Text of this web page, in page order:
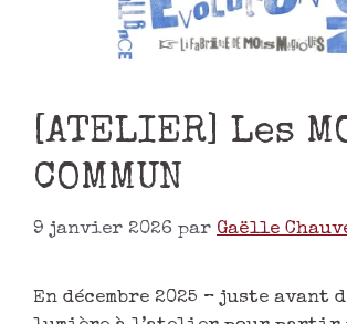
[ATELIER] Les
COMMUN
9 janvier 2026 par Gaëlle
En décembre 2025 – juste avant